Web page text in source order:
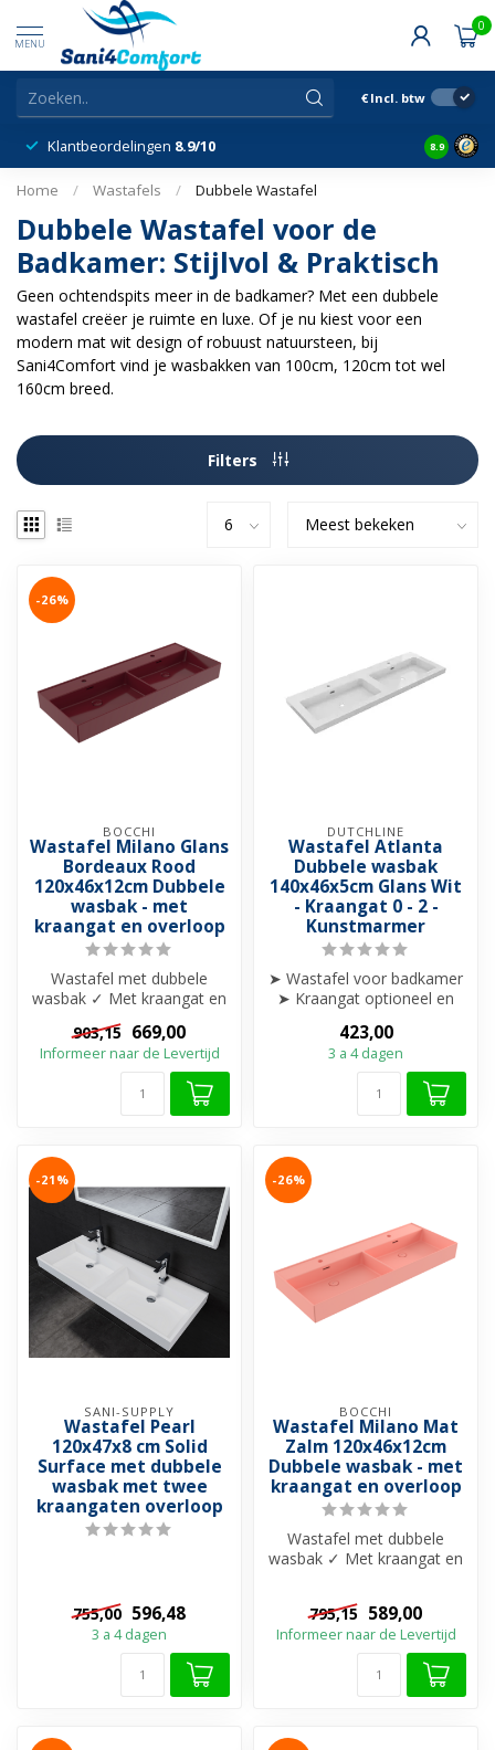
MENU
0
€ Incl. btw
Klantbeordelingen 8.9/10 8.9
Home / Wastafels / Dubbele Wastafel
Dubbele Wastafel voor de
Badkamer: Stijlvol & Praktisch
Geen ochtendspits meer in de badkamer? Met een dubbele
wastafel creëer je ruimte en luxe. Of je nu kiest voor een
modern mat wit design of robuust natuursteen, bij
Sani4Comfort vind je wasbakken van 100cm, 120cm tot wel
160cm breed.
Filters
-26%
BOCCHI
Wastafel Milano Glans
Bordeaux Rood
120x46x12cm Dubbele
wasbak - met
kraangat en overloop
Wastafel met dubbele
wasbak ✓ Met kraangat en
20 uniek...
903,15 669,00
Informeer naar de Levertijd
DUTCHLINE
Wastafel Atlanta
Dubbele wasbak
140x46x5cm Glans Wit
- Kraangat 0 - 2 -
Kunstmarmer
➤ Wastafel voor badkamer
➤ Kraangat optioneel en
➤ Modern en str...
423,00
3 a 4 dagen
-21%
SANI-SUPPLY
Wastafel Pearl
120x47x8 cm Solid
Surface met dubbele
wasbak met twee
kraangaten overloop
755,00 596,48
3 a 4 dagen
-26%
BOCCHI
Wastafel Milano Mat
Zalm 120x46x12cm
Dubbele wasbak - met
kraangat en overloop
Wastafel met dubbele
wasbak ✓ Met kraangat en
20 uniek...
795,15 589,00
Informeer naar de Levertijd